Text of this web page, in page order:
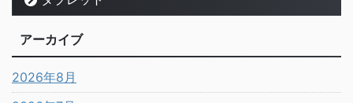
アーカイブ
2026年8月